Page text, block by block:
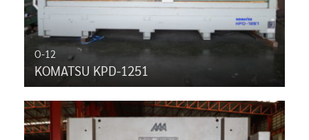
O-12
KOMATSU KPD-1251